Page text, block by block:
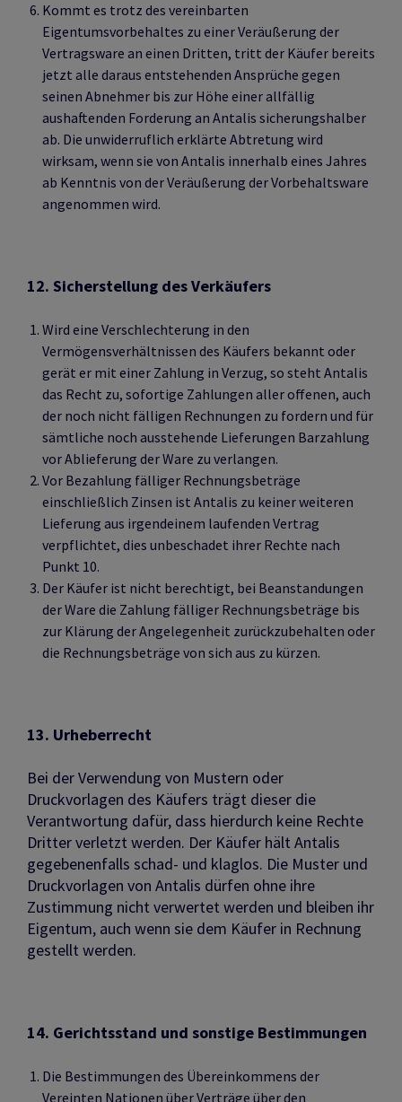
Kommt es trotz des vereinbarten
Eigentumsvorbehaltes zu einer Veräußerung der
Vertragsware an einen Dritten, tritt der Käufer bereits
jetzt alle daraus entstehenden Ansprüche gegen
seinen Abnehmer bis zur Höhe einer allfällig
aushaftenden Forderung an Antalis sicherungshalber
ab. Die unwiderruflich erklärte Abtretung wird
wirksam, wenn sie von Antalis innerhalb eines Jahres
ab Kenntnis von der Veräußerung der Vorbehaltsware
angenommen wird.
12. Sicherstellung des Verkäufers
Wird eine Verschlechterung in den
Vermögensverhältnissen des Käufers bekannt oder
gerät er mit einer Zahlung in Verzug, so steht Antalis
das Recht zu, sofortige Zahlungen aller offenen, auch
der noch nicht fälligen Rechnungen zu fordern und für
sämtliche noch ausstehende Lieferungen Barzahlung
vor Ablieferung der Ware zu verlangen.
Vor Bezahlung fälliger Rechnungsbeträge
einschließlich Zinsen ist Antalis zu keiner weiteren
Lieferung aus irgendeinem laufenden Vertrag
verpflichtet, dies unbeschadet ihrer Rechte nach
Punkt 10.
Der Käufer ist nicht berechtigt, bei Beanstandungen
der Ware die Zahlung fälliger Rechnungsbeträge bis
zur Klärung der Angelegenheit zurückzubehalten oder
die Rechnungsbeträge von sich aus zu kürzen.
13. Urheberrecht
Bei der Verwendung von Mustern oder
Druckvorlagen des Käufers trägt dieser die
Verantwortung dafür, dass hierdurch keine Rechte
Dritter verletzt werden. Der Käufer hält Antalis
gegebenenfalls schad- und klaglos. Die Muster und
Druckvorlagen von Antalis dürfen ohne ihre
Zustimmung nicht verwertet werden und bleiben ihr
Eigentum, auch wenn sie dem Käufer in Rechnung
gestellt werden.
14. Gerichtsstand und sonstige Bestimmungen
Die Bestimmungen des Übereinkommens der
Vereinten Nationen über Verträge über den